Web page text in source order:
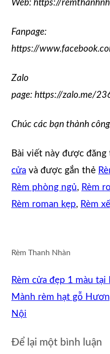
Web: https://
Fanpage:
https://
Zalo
page: https://zalo.me/
Chúc các bạn thành
Bài viết này được đăng
cửa và được gắn thẻ
Rèm phòng ngủ, Rèm
Rèm roman kẹp, Rèm
Rèm Thanh Nhàn
Rèm cửa đẹp 1 màu tại
Mành rèm hạt gỗ
Nội
Để lại một bình luận